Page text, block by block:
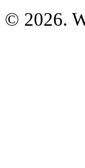
© 2026.